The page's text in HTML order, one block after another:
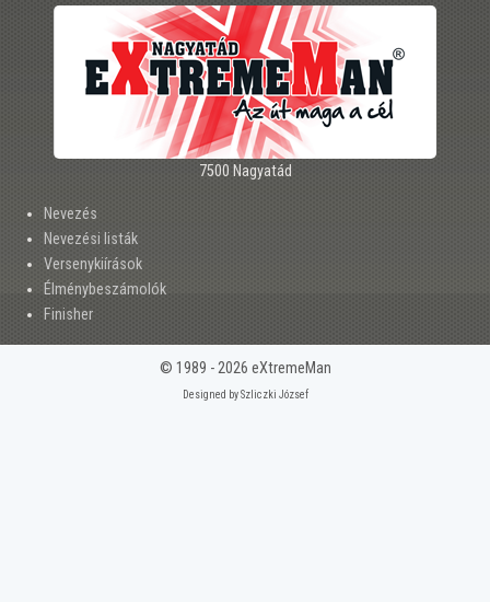
7500 Nagyatád
Nevezés
Nevezési listák
Versenykiírások
Élménybeszámolók
Finisher
© 1989 - 2026 eXtremeMan
Designed by Szliczki József